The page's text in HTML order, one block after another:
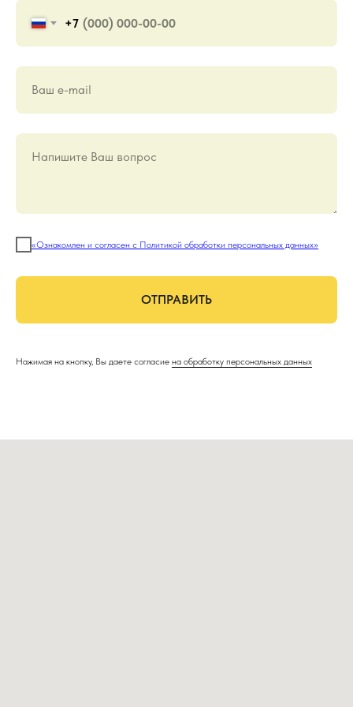
+7
Ваш е-mail
Напишите Ваш вопрос
«Ознакомлен и согласен с Политикой обработки персональных данных»
ОТПРАВИТЬ
Нажимая на кнопку, Вы даете согласие на обработку персональных данных